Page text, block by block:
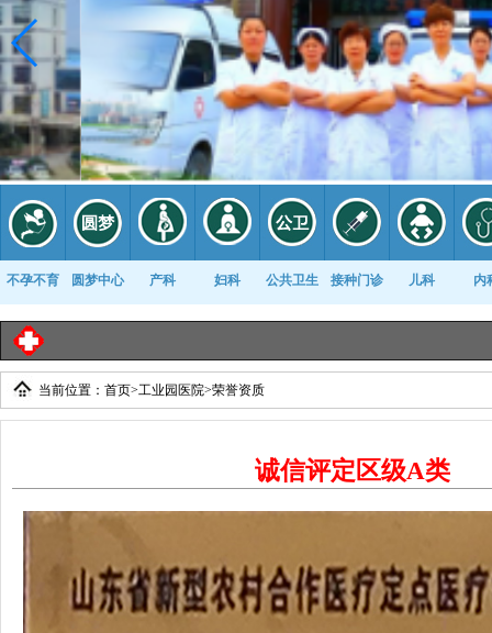
不孕不育 圆梦中心 产科 妇科 公共卫生 接种门诊 儿科 内
康复科
当前位置： 首页>工业园医院>荣誉资质
诚信评定区级A类